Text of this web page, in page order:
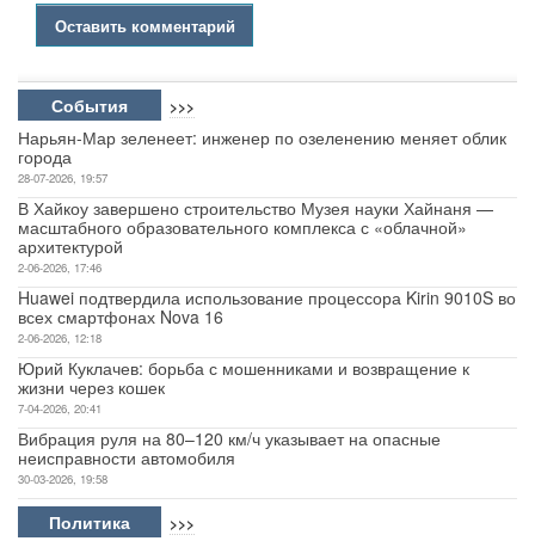
Оставить комментарий
События >>>
Нарьян-Мар зеленеет: инженер по озеленению меняет облик
города
28-07-2026, 19:57
В Хайкоу завершено строительство Музея науки Хайнаня —
масштабного образовательного комплекса с «облачной»
архитектурой
2-06-2026, 17:46
Huawei подтвердила использование процессора Kirin 9010S во
всех смартфонах Nova 16
2-06-2026, 12:18
Юрий Куклачев: борьба с мошенниками и возвращение к
жизни через кошек
7-04-2026, 20:41
Вибрация руля на 80–120 км/ч указывает на опасные
неисправности автомобиля
30-03-2026, 19:58
Политика >>>